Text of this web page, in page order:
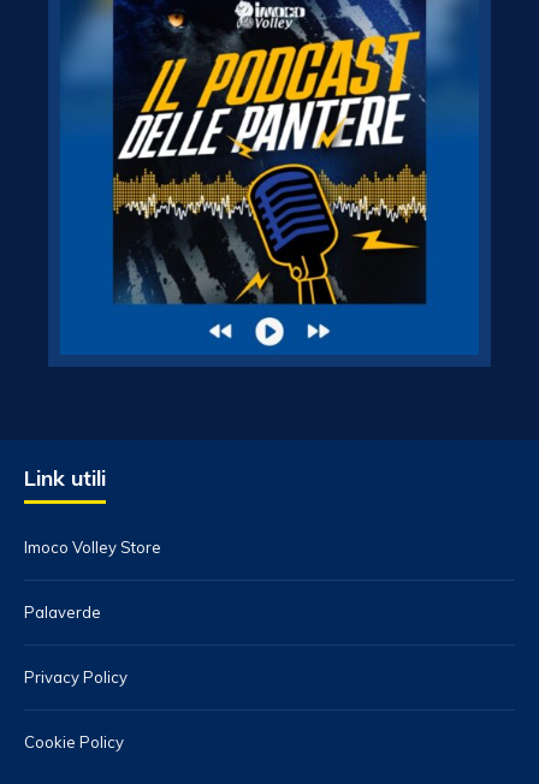
Link utili
Imoco Volley Store
Palaverde
Privacy Policy
Cookie Policy